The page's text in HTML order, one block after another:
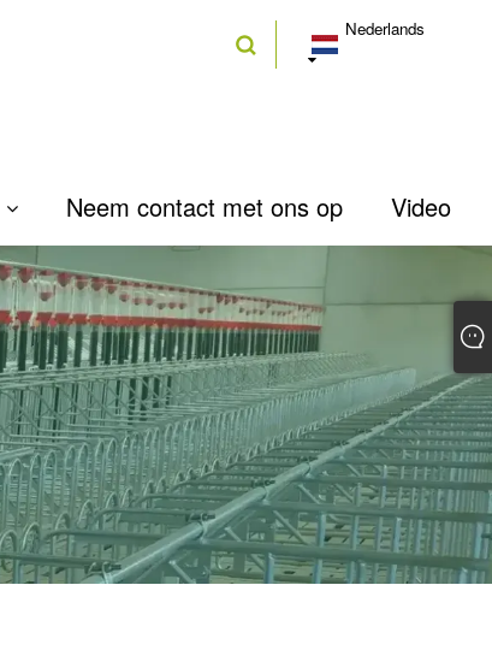
Nederlands
Neem contact met ons op Video